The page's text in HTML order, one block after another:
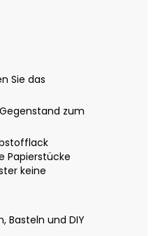
Sie das
zum
Papierstücke
keine
Basteln und DIY